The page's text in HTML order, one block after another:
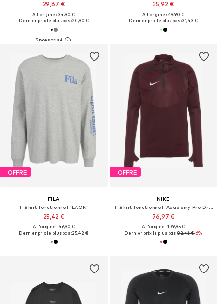
29,67 €
À l'origine : 34,90 €
Dernier prix le plus bas :20,90 €
35,92 €
À l'origine : 49,90 €
Dernier prix le plus bas :31,43 €
OFFRE
FILA
T-Shirt fonctionnel 'LAON'
25,42 €
À l'origine : 49,90 €
Dernier prix le plus bas :25,42 €
OFFRE
NIKE
T-Shirt fonctionnel 'Academy Pro Dril '
76,97 €
À l'origine : 109,95 €
Dernier prix le plus bas :82,46 €-6%